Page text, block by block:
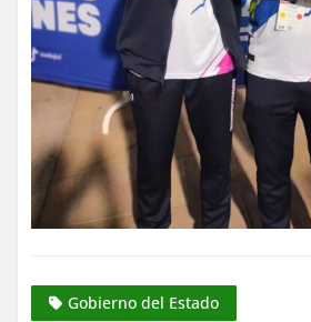
Gobierno del Estado